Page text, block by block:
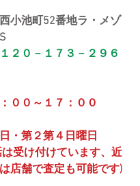
小池町52番地ラ・メゾ
２０－１７３－２９６
００～１７：００
・第２第４日曜日
受け付けています、近
店舗で査定も可能です)